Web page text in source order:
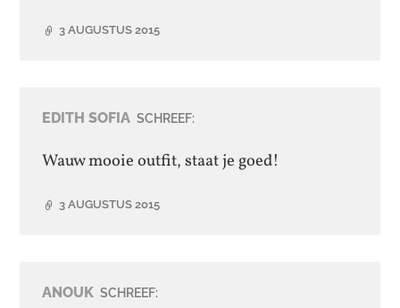
3 AUGUSTUS 2015
EDITH SOFIA SCHREEF:
Wauw mooie outfit, staat je goed!
3 AUGUSTUS 2015
ANOUK SCHREEF: